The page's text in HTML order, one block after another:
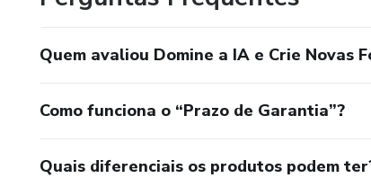
Quem avaliou Domine a IA e Crie Novas
Como funciona o “Prazo de Garantia”?
Quais diferenciais os produtos podem